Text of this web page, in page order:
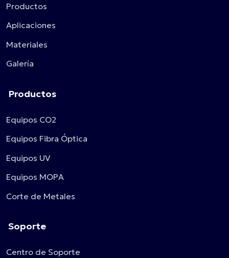
Productos
Aplicaciones
Materiales
Galería
Productos
Equipos CO2
Equipos Fibra Óptica
Equipos UV
Equipos MOPA
Corte de Metales
Soporte
Centro de Soporte